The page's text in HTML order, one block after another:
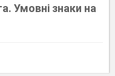
Умовні знаки на